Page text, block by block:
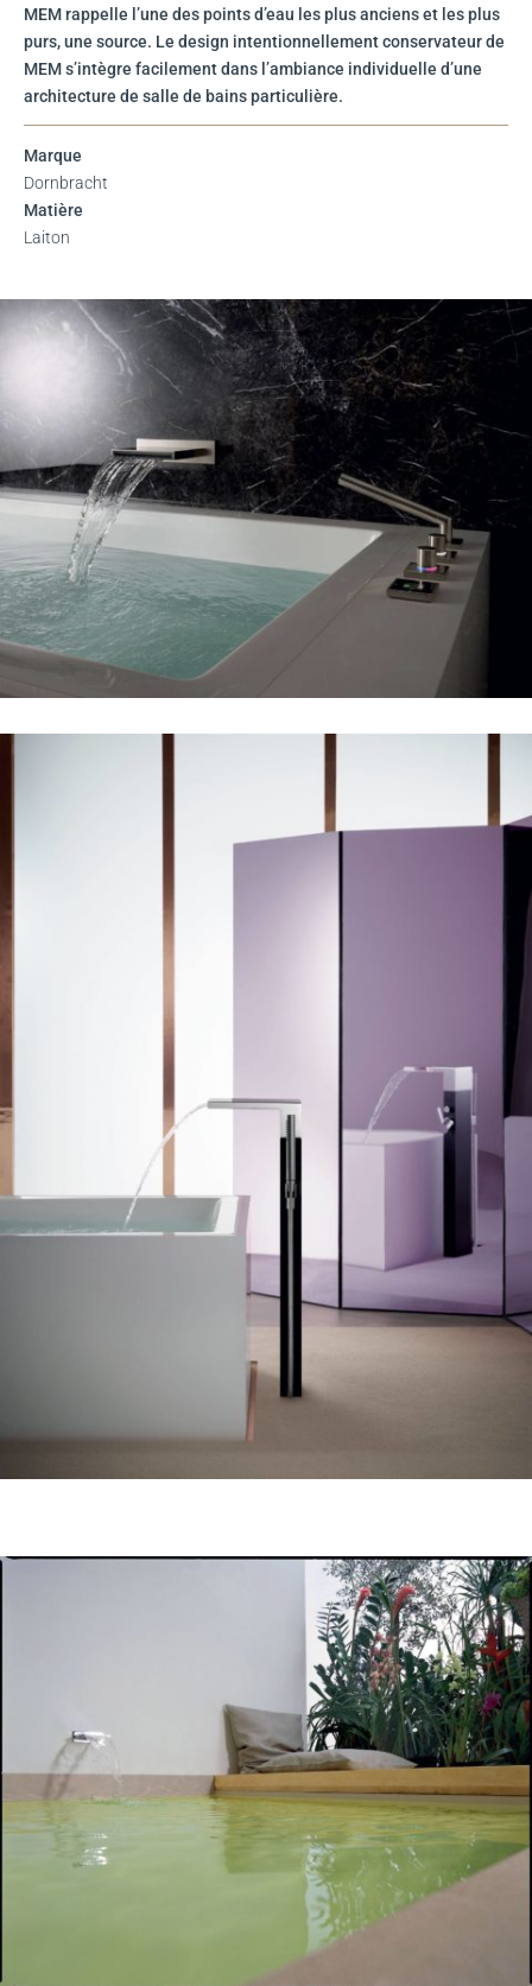
MEM rappelle l’une des points d’eau les plus anciens et les plus
purs, une source. Le design intentionnellement conservateur de
MEM s’intègre facilement dans l’ambiance individuelle d’une
architecture de salle de bains particulière.
Marque
Dornbracht
Matière
Laiton